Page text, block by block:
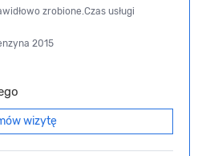
zrobione.Czas usługi
2015
wizytę